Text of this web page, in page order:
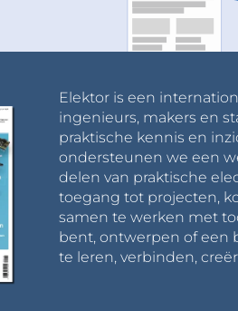
Elektor is een
ingenieurs, makers en
praktische kennis en
ondersteunen we een
delen van praktische
toegang tot projecten,
samen te werken met
bent, ontwerpen of een
te leren, verbinden,